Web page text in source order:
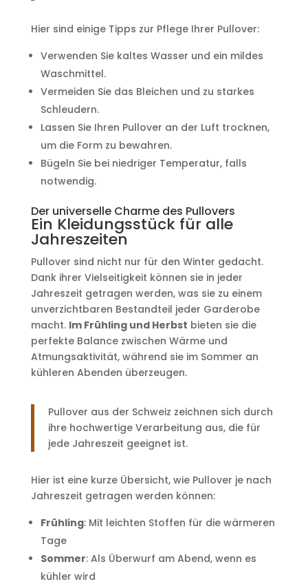
Hier sind einige Tipps zur Pflege Ihrer Pullover:
Verwenden Sie kaltes Wasser und ein mildes
Waschmittel.
Vermeiden Sie das Bleichen und zu starkes
Schleudern.
Lassen Sie Ihren Pullover an der Luft trocknen,
um die Form zu bewahren.
Bügeln Sie bei niedriger Temperatur, falls
notwendig.
Der universelle Charme des Pullovers
Ein Kleidungsstück für alle
Jahreszeiten
Pullover sind nicht nur für den Winter gedacht.
Dank ihrer Vielseitigkeit können sie in jeder
Jahreszeit getragen werden, was sie zu einem
unverzichtbaren Bestandteil jeder Garderobe
macht. Im Frühling und Herbst bieten sie die
perfekte Balance zwischen Wärme und
Atmungsaktivität, während sie im Sommer an
kühleren Abenden überzeugen.
Pullover aus der Schweiz zeichnen sich durch
ihre hochwertige Verarbeitung aus, die für
jede Jahreszeit geeignet ist.
Hier ist eine kurze Übersicht, wie Pullover je nach
Jahreszeit getragen werden können:
Frühling: Mit leichten Stoffen für die wärmeren
Tage
Sommer: Als Überwurf am Abend, wenn es
kühler wird